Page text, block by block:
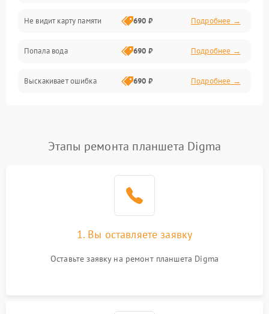
Связь
Разговор (микрофон, динамик)
Перегрев и нестабильная работа
Сеть и интернет
Память и данные
Режим работы
Не видит карту памяти 690 ₽ Подробнее →
Попала вода 690 ₽ Подробнее →
Выскакивает ошибка 690 ₽ Подробнее →
Этапы ремонта планшета Digma
1. Вы оставляете заявку
Оставьте заявку на ремонт планшета Digma